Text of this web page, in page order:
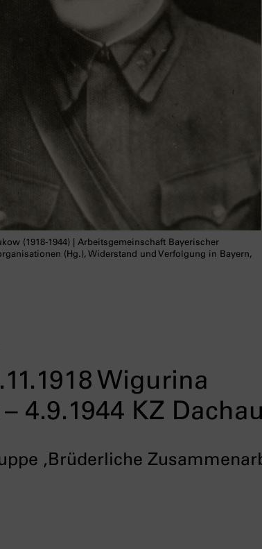
Wigurina
4.9.1944 KZ
‚Brüderliche
(1918-1944) | Arbeitsgemeinschaft Bayerischer
(Hg.), Widerstand und Verfolgung in Bayern,